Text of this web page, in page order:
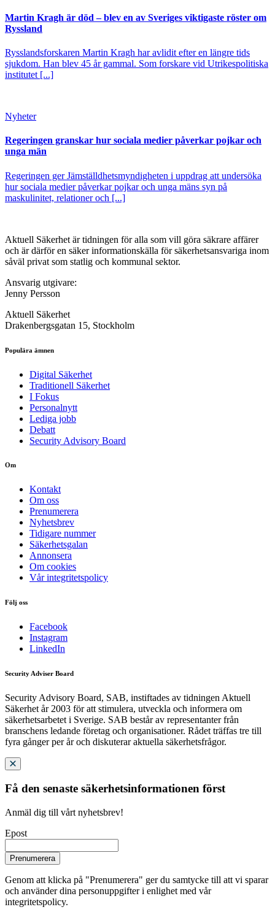
Martin Kragh är död – blev en av Sveriges viktigaste röster om
Ryssland
Rysslandsforskaren Martin Kragh har avlidit efter en längre tids
sjukdom. Han blev 45 år gammal. Som forskare vid Utrikespolitiska
institutet [...]
Nyheter
Regeringen granskar hur sociala medier påverkar pojkar och
unga män
Regeringen ger Jämställdhetsmyndigheten i uppdrag att undersöka
hur sociala medier påverkar pojkar och unga mäns syn på
maskulinitet, relationer och [...]
Aktuell Säkerhet är tidningen för alla som vill göra säkrare affärer
och är därför en säker informationskälla för säkerhets­ansvariga inom
såväl privat som statlig och kommunal sektor.
Ansvarig utgivare:
Jenny Persson
Aktuell Säkerhet
Drakenbergsgatan 15, Stockholm
Populära ämnen
Digital Säkerhet
Traditionell Säkerhet
I Fokus
Personalnytt
Lediga jobb
Debatt
Security Advisory Board
Om
Kontakt
Om oss
Prenumerera
Nyhetsbrev
Tidigare nummer
Säkerhetsgalan
Annonsera
Om cookies
Vår integritetspolicy
Följ oss
Facebook
Instagram
LinkedIn
Security Adviser Board
Security Advisory Board, SAB, instiftades av tidningen Aktuell
Säkerhet år 2003 för att stimulera, utveckla och informera om
säkerhetsarbetet i Sverige. SAB består av representanter från
branschens ledande företag och organisationer. Rådet träffas tre till
fyra gånger per år och diskuterar aktuella säkerhetsfrågor.
Få den senaste säkerhetsinformationen först
Anmäl dig till vårt nyhetsbrev!
Epost
Prenumerera
Genom att klicka på "Prenumerera" ger du samtycke till att vi sparar
och använder dina personuppgifter i enlighet med vår
integritetspolicy.